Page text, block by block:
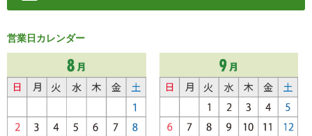
営業日カレンダー